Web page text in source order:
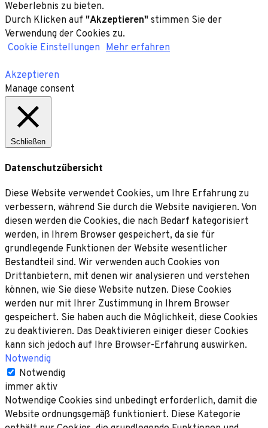
Weberlebnis zu bieten.
Durch Klicken auf "Akzeptieren" stimmen Sie der
Verwendung der Cookies zu.
Cookie Einstellungen Mehr erfahren
Akzeptieren
Manage consent
Schließen
Datenschutzübersicht
Diese Website verwendet Cookies, um Ihre Erfahrung zu
verbessern, während Sie durch die Website navigieren. Von
diesen werden die Cookies, die nach Bedarf kategorisiert
werden, in Ihrem Browser gespeichert, da sie für
grundlegende Funktionen der Website wesentlicher
Bestandteil sind. Wir verwenden auch Cookies von
Drittanbietern, mit denen wir analysieren und verstehen
können, wie Sie diese Website nutzen. Diese Cookies
werden nur mit Ihrer Zustimmung in Ihrem Browser
gespeichert. Sie haben auch die Möglichkeit, diese Cookies
zu deaktivieren. Das Deaktivieren einiger dieser Cookies
kann sich jedoch auf Ihre Browser-Erfahrung auswirken.
Notwendig
Notwendig
immer aktiv
Notwendige Cookies sind unbedingt erforderlich, damit die
Website ordnungsgemäß funktioniert. Diese Kategorie